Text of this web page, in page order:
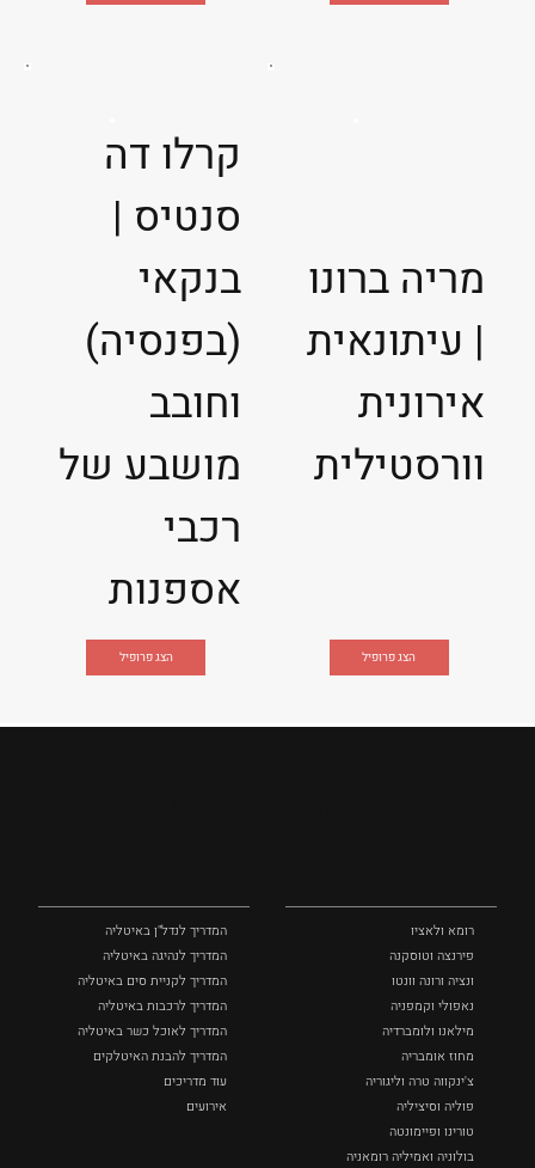
קרלו דה
סנטיס |
בנקאי
(בפנסיה)
וחובב
מושבע של
רכבי
אספנות
הצג פרופיל
מריה ברונו
| עיתונאית
אירונית
וורסטילית
הצג פרופיל
רומא ולאציו
פירנצה וטוסקנה ‏
ונציה ורונה וונטו
נאפולי‏ וקמפניה
מילאנו ולומברדיה
מחוז אומבריה
צ'ינקווה טרה וליגוריה
פוליה וסיציליה ‏
טורינו ופיימונטה
בולוניה ואמיליה רומאניה
המדריך לנדל"ן באיטליה
המדריך לנהיגה באיטליה
המדריך לקניית סים באיטליה
המדריך לרכבות באיטליה
המדריך לאוכל כשר באיטליה
המדריך להבנת האיטלקים
עוד מדריכים
אירועים